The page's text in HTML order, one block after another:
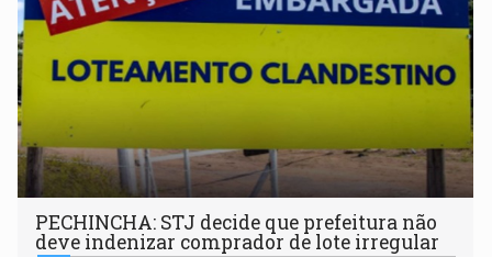
PECHINCHA: STJ decide que prefeitura não
deve indenizar comprador de lote irregular